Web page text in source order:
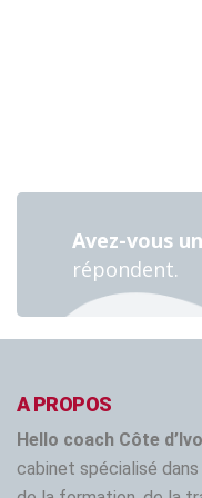
Avez-vous
répondent.
A PROPOS
Hello coach Côte
cabinet spécialisé dans